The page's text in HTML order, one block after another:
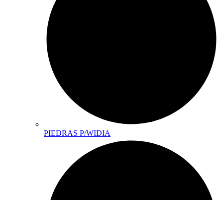
PIEDRAS P/WIDIA